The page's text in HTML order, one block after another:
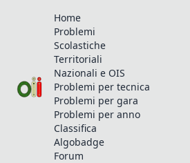
Home
Problemi
Scolastiche
Territoriali
Nazionali e OIS
Problemi per tecnica
Problemi per gara
Problemi per anno
Classifica
Algobadge
Forum